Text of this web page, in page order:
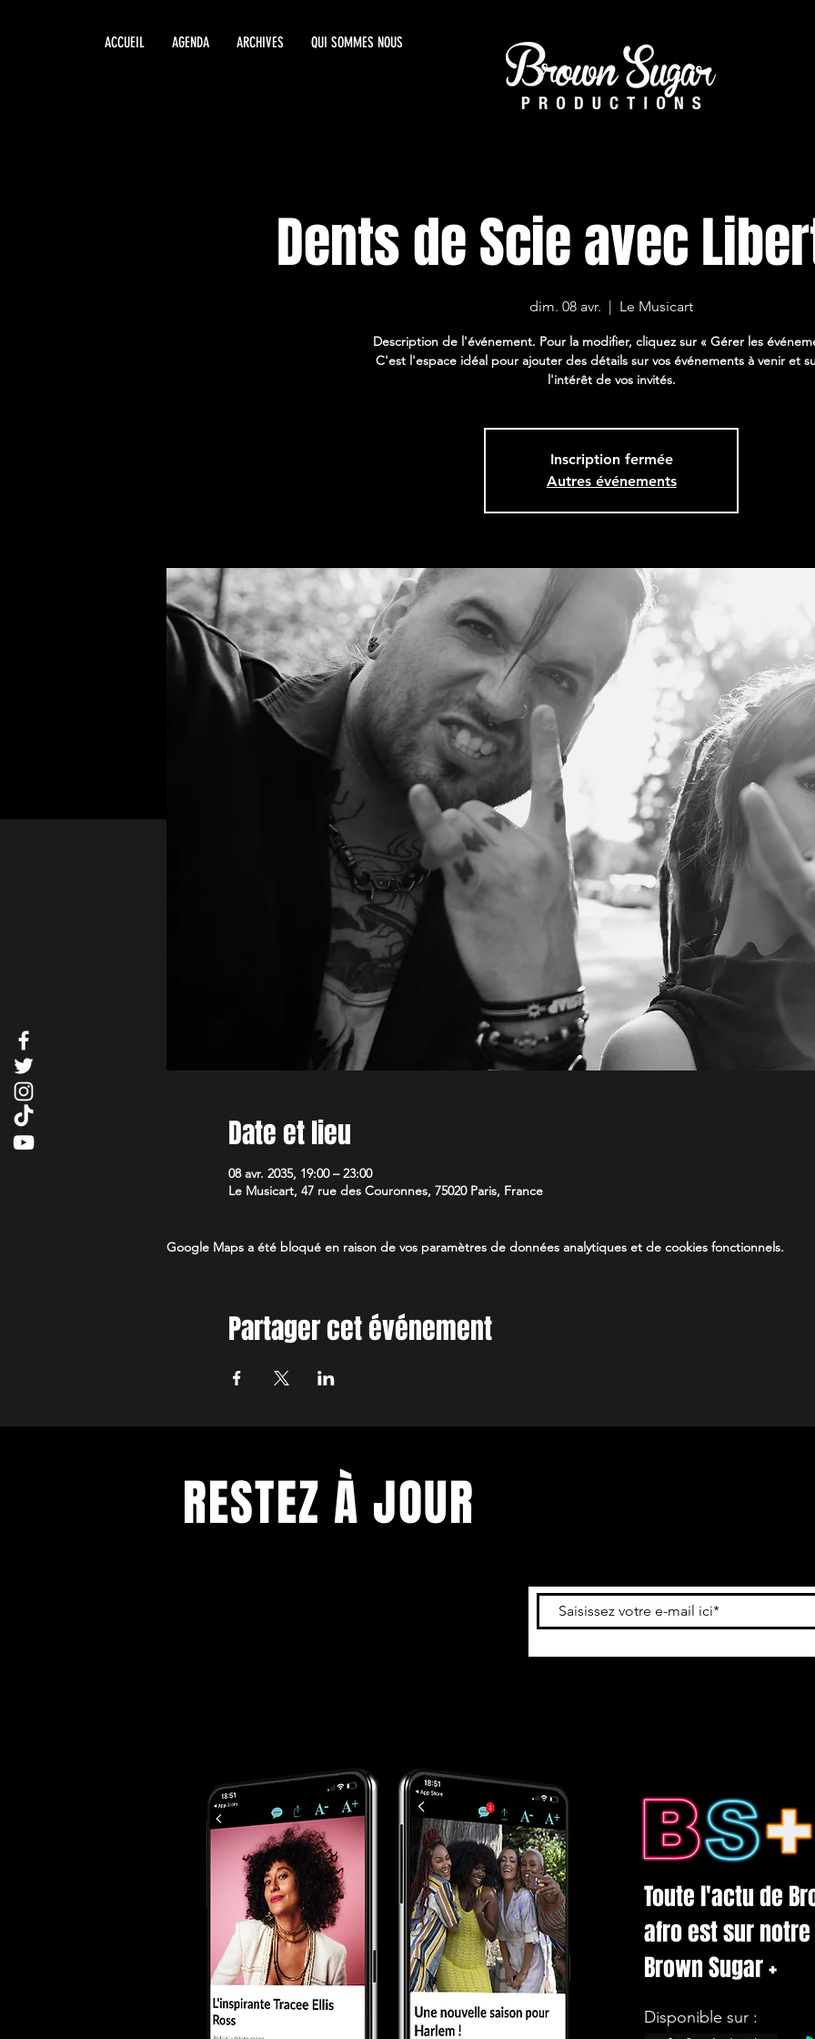
ACCUEIL AGENDA ARCHIVES QUI SOMMES NOUS
Dents de Scie avec
dim. 08 avr.
  |
Le Musicart
Description de l'événement. Pour la modifier, cliquez sur « Gérer les
C'est l'espace idéal pour ajouter des détails sur vos événements à venir et
l'intérêt de vos invités.
Inscription fermée
Autres événements
Date et lieu
08 avr. 2035, 19:00 – 23:00
Le Musicart, 47 rue des Couronnes, 75020 Paris, France
Google Maps a été bloqué en raison de vos paramètres de données analytiques et de cookies fonctionnels.
Partager cet événement
RESTEZ À JOUR
Toute l'actu de
afro est sur
Brown Sugar +
Disponible sur :